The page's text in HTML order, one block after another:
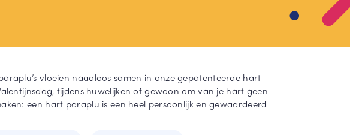
Toon meer
vloeien naadloos samen in onze gepatenteerde hart
tijdens huwelijken of gewoon om van je hart geen
een hart paraplu is een heel persoonlijk en gewaardeerd